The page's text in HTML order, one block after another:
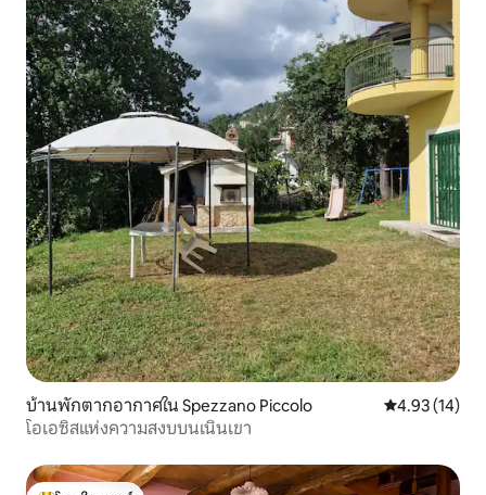
บ้านพักตากอากาศใน Spezzano Piccolo คะแนนเฉลี่ย
4.93 (14)
โอเอซิสแห่งความสงบบนเนินเขา